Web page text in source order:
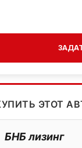
ЭТОТ
БНБ лизинг